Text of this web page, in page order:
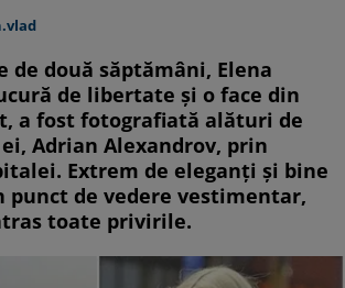
de două săptămâni, Elena
de libertate și o face din
a fost fotografiată alături de
Adrian Alexandrov, prin
Extrem de eleganți și bine
punct de vedere vestimentar,
toate privirile.